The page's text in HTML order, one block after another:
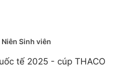
Sinh viên
tế 2025 - cúp THACO